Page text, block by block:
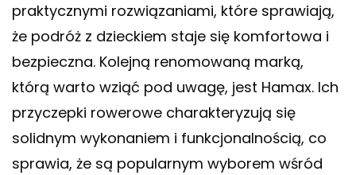
praktycznymi rozwiązaniami, które sprawiają,
że podróż z dzieckiem staje się komfortowa i
bezpieczna. Kolejną renomowaną marką,
którą warto wziąć pod uwagę, jest Hamax. Ich
przyczepki rowerowe charakteryzują się
solidnym wykonaniem i funkcjonalnością, co
sprawia, że są popularnym wyborem wśród